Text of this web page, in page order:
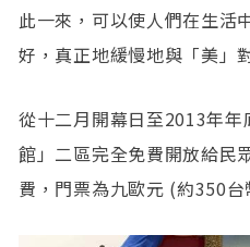
此一來，可以使人們在生活
好，真正地緩慢地與「美」
從十二月開幕日至2013年
館」二區完全免費開放給民
費，門票為九歐元 (約350台